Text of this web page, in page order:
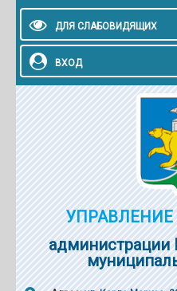
ДЛЯ СЛАБОВИДЯЩИХ
ВХОД
УПРАВЛЕНИЕ
администрации